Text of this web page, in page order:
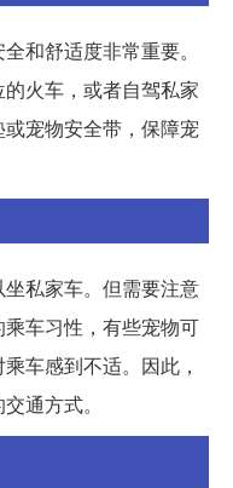
和舒适度非常重要。
火车，或者自驾私家
宠物安全带，保障宠
私家车。但需要注意
车习性，有些宠物可
车感到不适。因此，
通方式。